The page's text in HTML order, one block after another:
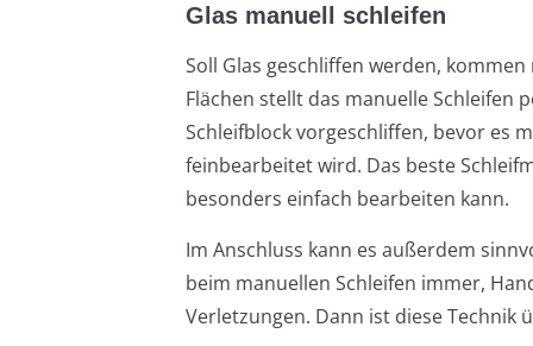
Glas manuell schleifen
Soll Glas geschliffen werden,
Flächen stellt das manuelle Schleifen
Schleifblock vorgeschliffen, bevor es
feinbearbeitet wird. Das beste
besonders einfach bearbeiten kann.
Im Anschluss kann es außerdem
beim manuellen Schleifen immer,
Verletzungen. Dann ist diese Technik